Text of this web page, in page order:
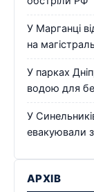
У Марганці
на
У парках
водою для
У
евакуювали
АРХІВ